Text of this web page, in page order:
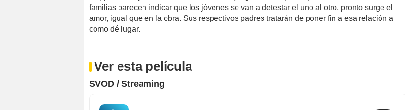
familias parecen indicar que los jóvenes se van a detestar el uno al otro, pronto surge el
amor, igual que en la obra. Sus respectivos padres tratarán de poner fin a esa relación a
como dé lugar.
Ver esta película
SVOD / Streaming